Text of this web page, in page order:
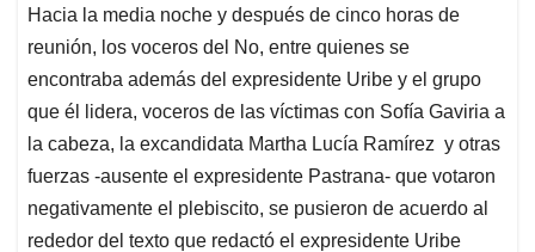
a
t
s
A
p
c
e
b
o
k
n
k
e
n
a
i
l
r
e
a
Hacia la media noche y después de cinco horas de
reunión, los voceros del No, entre quienes se
encontraba además del expresidente Uribe y el grupo
que él lidera, voceros de las víctimas con Sofía Gaviria a
la cabeza, la excandidata Martha Lucía Ramírez y otras
fuerzas -ausente el expresidente Pastrana- que votaron
negativamente el plebiscito, se pusieron de acuerdo al
rededor del texto que redactó el expresidente Uribe